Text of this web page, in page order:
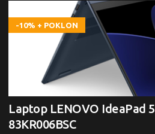
-10% + POKLON
Laptop LENOVO IdeaPad
83KR006BSC